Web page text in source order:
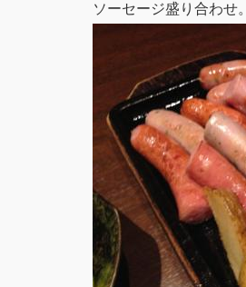
ソーセージ盛り合わせ。